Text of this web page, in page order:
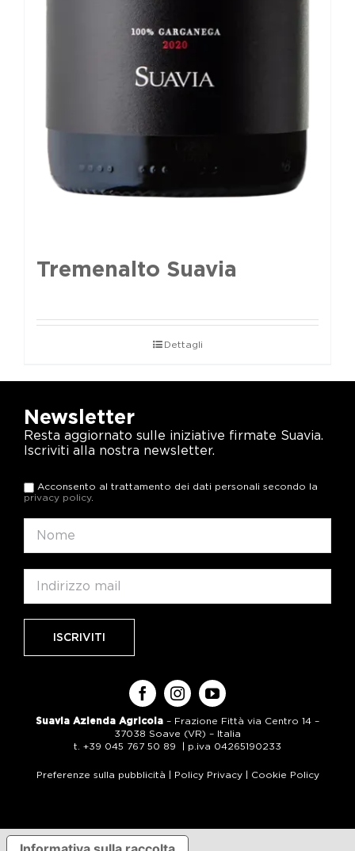
Tremenalto Suavia
Dettagli
Newsletter
Resta aggiornato sulle iniziative firmate Suavia.
Iscriviti alla nostra newsletter.
Acconsento al trattamento dei dati personali secondo la
privacy policy.
Suavia Azienda Agricola – Frazione Fittà via Centro 14 –
37038 Soave (VR) – Italia
t. +39 045 767 50 89 | p.iva 04265190233
Preferenze sulla pubblicità | Policy Privacy| Cookie Policy